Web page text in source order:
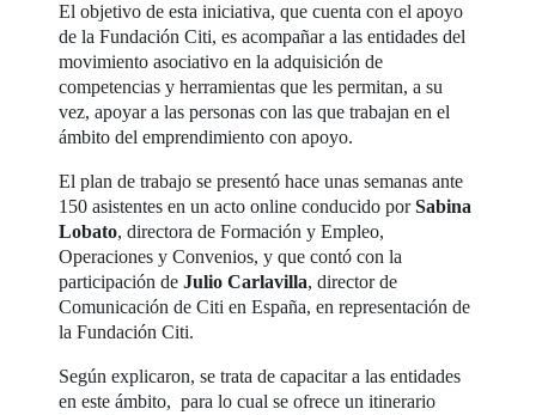
El objetivo de esta iniciativa, que cuenta con el apoyo
de la Fundación Citi, es acompañar a las entidades del
movimiento asociativo en la adquisición de
competencias y herramientas que les permitan, a su
vez, apoyar a las personas con las que trabajan en el
ámbito del emprendimiento con apoyo.
El plan de trabajo se presentó hace unas semanas ante
150 asistentes en un acto online conducido porSabina
Lobato, directora de Formación y Empleo,
Operaciones y Convenios, y que contó con la
participación deJulio Carlavilla, director de
Comunicación de Citi en España, en representación de
la Fundación Citi.
Según explicaron, se trata de capacitar a las entidades
en este ámbito, para lo cual se ofrece un itinerario